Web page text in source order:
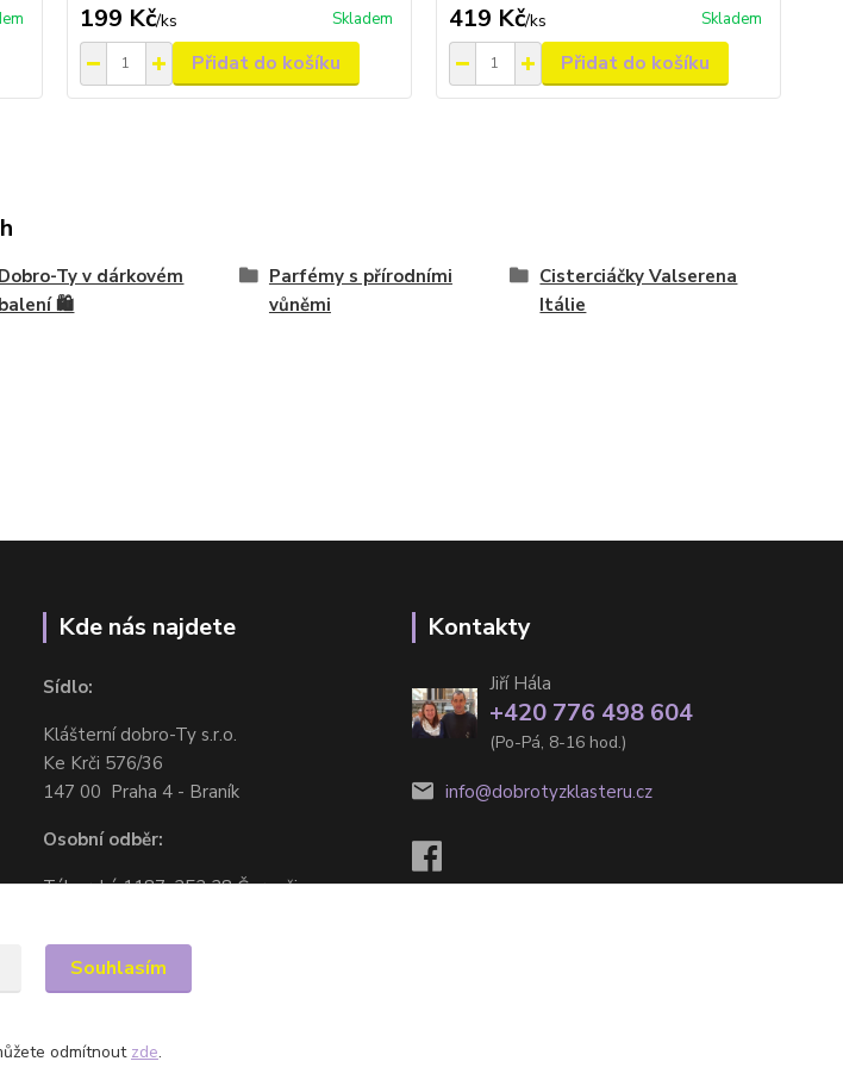
199 Kč/ks Skladem
Přidat do košíku
419 Kč/ks Skladem
Přidat do košíku
Dobro-Ty v dárkovém
balení 🛍️
Parfémy s přírodními
vůněmi
Cisterciáčky Valserena
Itálie
Kde nás najdete
Sídlo:
Klášterní dobro-Ty s.r.o.
Ke Krči 576/36
147 00 Praha 4 - Braník
Osobní odběr:
Táborská 1187, 252 28 Černošice
Kontakty
Jiří Hála
+420 776 498 604
(Po-Pá, 8-16 hod.)
info@dobrotyzklasteru.cz
Souhlasím
odmítnout zde.